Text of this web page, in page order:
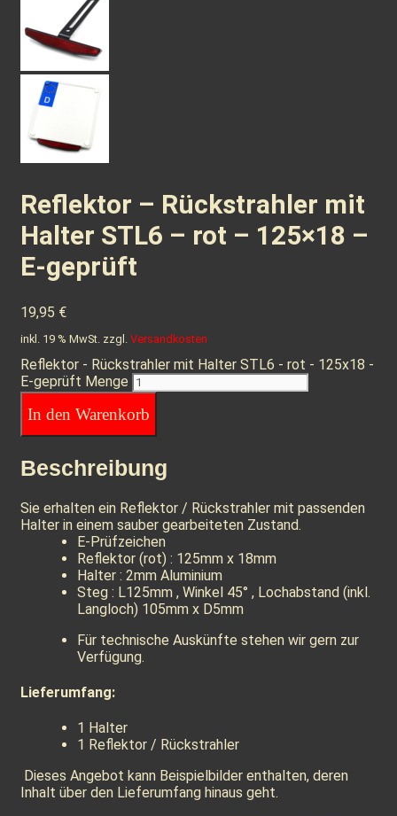
Reflektor – Rückstrahler mit
Halter STL6 – rot – 125×18 –
E-geprüft
19,95 €
inkl. 19 % MwSt. zzgl. Versandkosten
Reflektor - Rückstrahler mit Halter STL6 - rot - 125x18 -
E-geprüft Menge
In den Warenkorb
Beschreibung
Sie erhalten ein Reflektor / Rückstrahler mit passenden
Halter in einem sauber gearbeiteten Zustand.
E-Prüfzeichen
Reflektor (rot) : 125mm x 18mm
Halter : 2mm Aluminium
Steg : L125mm , Winkel 45° , Lochabstand (inkl.
Langloch) 105mm x D5mm
Für technische Auskünfte stehen wir gern zur
Verfügung.
Lieferumfang:
1 Halter
1 Reflektor / Rückstrahler
Dieses Angebot kann Beispielbilder enthalten, deren
Inhalt über den Lieferumfang hinaus geht.